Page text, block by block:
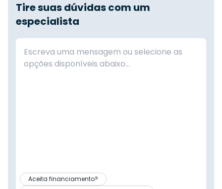
Tire suas dúvidas com um
especialista
Aceita financiamento?